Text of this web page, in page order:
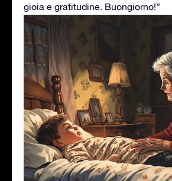
gioia e gratitudine. Buongiorno!”